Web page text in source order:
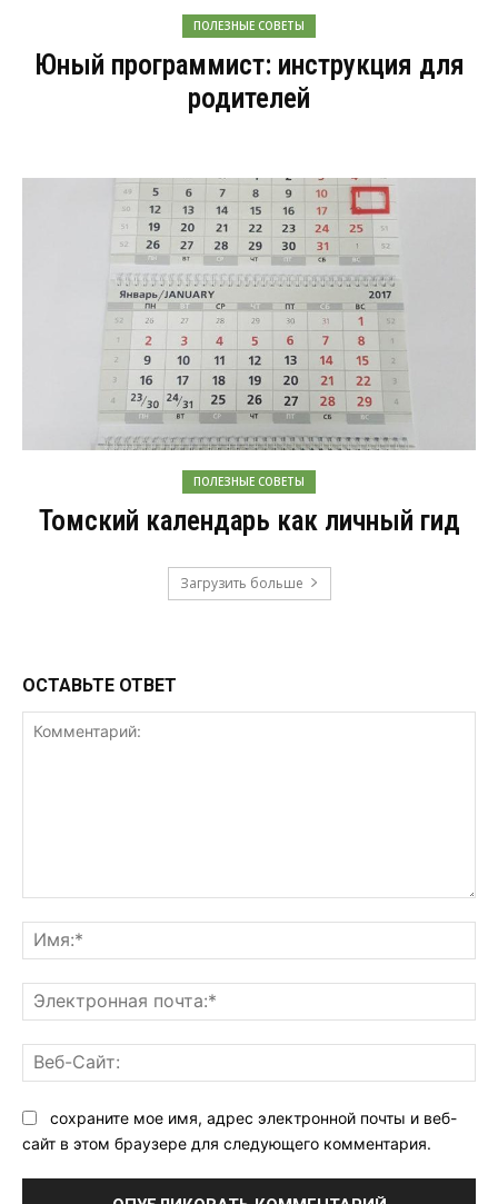
ПОЛЕЗНЫЕ СОВЕТЫ
Юный программист: инструкция для
родителей
ПОЛЕЗНЫЕ СОВЕТЫ
Томский календарь как личный гид
Загрузить больше
ОСТАВЬТЕ ОТВЕТ
сохраните мое имя, адрес электронной почты и веб-
сайт в этом браузере для следующего комментария.